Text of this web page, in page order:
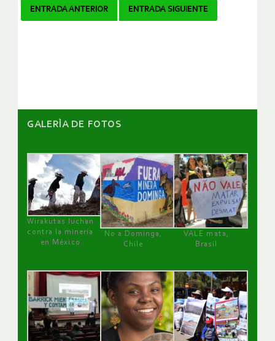
Navegador
ENTRADA ANTERIOR ENTRADA SIGUIENTE
GALERÌA DE FOTOS
Wirakutas luchan
contra la minería
en México
No a Dominga,
Chile
VALE mata,
Brasil